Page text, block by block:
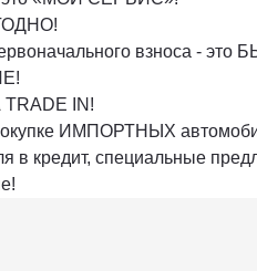
взноса - это
IN!
ИМПОРТНЫХ
в кредит, специальные